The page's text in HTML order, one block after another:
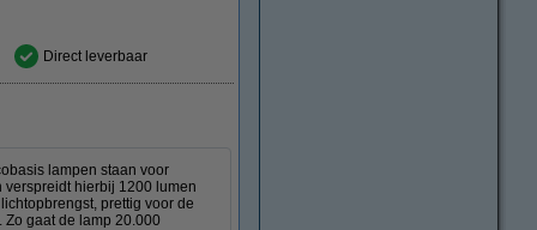
Direct leverbaar
lampen staan voor
hierbij 1200 lumen
prettig voor de
gaat de lamp 20.000